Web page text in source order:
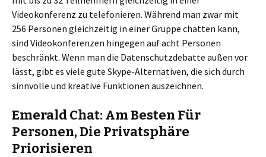
Videokonferenz zu telefonieren. Während man zwar mit
256 Personen gleichzeitig in einer Gruppe chatten kann,
sind Videokonferenzen hingegen auf acht Personen
beschränkt. Wenn man die Datenschutzdebatte außen vor
lässt, gibt es viele gute Skype-Alternativen, die sich durch
sinnvolle und kreative Funktionen auszeichnen.
Emerald Chat: Am Besten Für
Personen, Die Privatsphäre
Priorisieren